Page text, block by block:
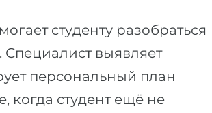
студенту разобраться
выявляет
персональный план
когда студент ещё не